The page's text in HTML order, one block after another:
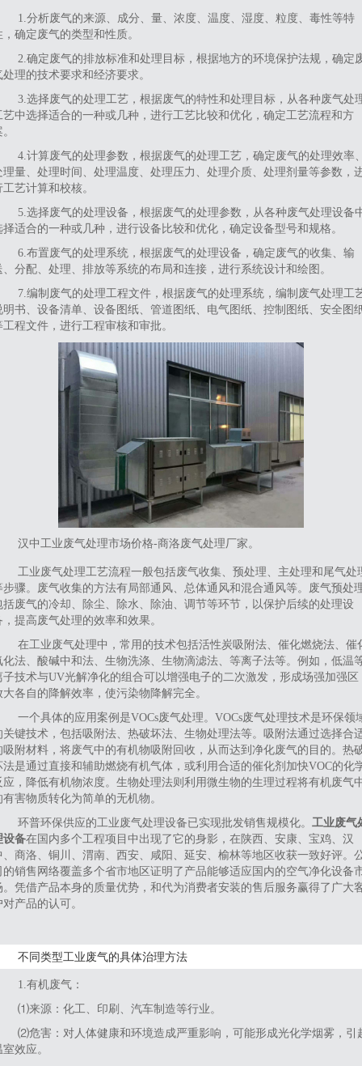
1.分析废气的来源、成分、量、浓度、温度、湿度、粒度、毒性等特
，确定废气的类型和性质。
2.确定废气的排放标准和处理目标，根据地方的环境保护法规，确定
处理的技术要求和经济要求。
3.选择废气的处理工艺，根据废气的特性和处理目标，从各种废气处
艺中选择适合的一种或几种，进行工艺比较和优化，确定工艺流程和方
4.计算废气的处理参数，根据废气的处理工艺，确定废气的处理效率
理量、处理时间、处理温度、处理压力、处理介质、处理剂量等参数，
工艺计算和校核。
5.选择废气的处理设备，根据废气的处理参数，从各种废气处理设备
择适合的一种或几种，进行设备比较和优化，确定设备型号和规格。
6.布置废气的处理系统，根据废气的处理设备，确定废气的收集、输
、分配、处理、排放等系统的布局和连接，进行系统设计和绘图。
7.编制废气的处理工程文件，根据废气的处理系统，编制废气处理工
明书、设备清单、设备图纸、管道图纸、电气图纸、控制图纸、安全图
工程文件，进行工程审核和审批。
汉中工业废气处理市场价格-商洛废气处理厂家。
工业废气处理工艺流程一般包括废气收集、预处理、主处理和尾气处
步骤。废气收集的方法有局部通风、总体通风和混合通风等。废气预处
括废气的冷却、除尘、除水、除油、调节等环节，以保护后续的处理设
，提高废气处理的效率和效果。
在工业废气处理中，常用的技术包括活性炭吸附法、催化燃烧法、催
化法、酸碱中和法、生物洗涤、生物滴滤法、等离子法等。例如，低温
子技术与UV光解净化的组合可以增强电子的二次激发，形成场强加强区
大各自的降解效率，使污染物降解完全。
一个具体的应用案例是VOCs废气处理。VOCs废气处理技术是环保领
关键技术，包括吸附法、热破坏法、生物处理法等。吸附法通过选择合
吸附材料，将废气中的有机物吸附回收，从而达到净化废气的目的。热
法是通过直接和辅助燃烧有机气体，或利用合适的催化剂加快VOC的化
应，降低有机物浓度。生物处理法则利用微生物的生理过程将有机废气
有害物质转化为简单的无机物。
环普环保供应的工业废气处理设备已实现批发销售规模化。 工业废气
设备在国内多个工程项目中出现了它的身影，在陕西、安康、宝鸡、汉
、商洛、铜川、渭南、西安、咸阳、延安、榆林等地区收获一致好评。
的销售网络覆盖多个省市地区证明了产品能够适应国内的空气净化设备
。凭借产品本身的质量优势，和代为消费者安装的售后服务赢得了广大
对产品的认可。
不同类型工业废气的具体治理方法
1‌.有机废气‌：
⑴来源：化工、印刷、汽车制造等行业。
⑵危害：对人体健康和环境造成严重影响，可能形成光化学烟雾，引
效应。